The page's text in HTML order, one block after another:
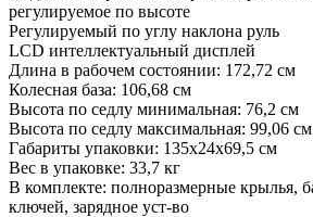
регулируемое по высоте
Регулируемый по углу наклона руль
LCD интеллектуальный дисплей
Длина в рабочем состоянии: 172,72 см
Колесная база: 106,68 см
Высота по седлу минимальная: 76,2 см
Высота по седлу максимальная: 99,06 см
Габариты упаковки: 135х24х69,5 см
Вес в упаковке: 33,7 кг
В комплекте: полноразмерные крылья,
ключей, зарядное уст-во